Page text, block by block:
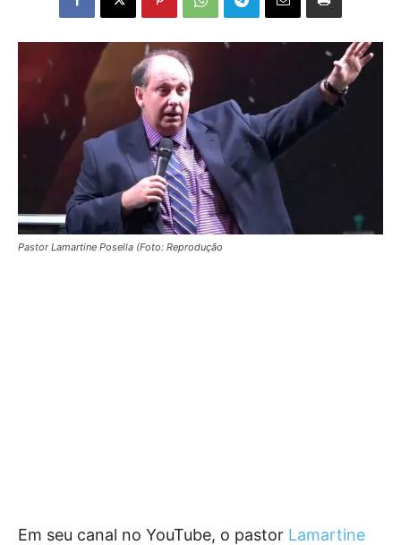
Pastor Lamartine Posella (Foto: Reprodução
Em seu canal no YouTube, o pastor Lamartine